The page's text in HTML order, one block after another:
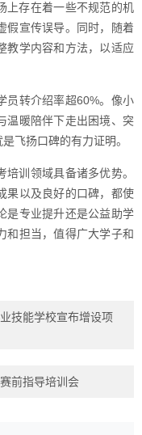
上存在着一些不规范的机
假宣传误导。同时，随着
教学内容和方法，以适应
员转介绍率超60%。像小
温暖陪伴下走出困境、突
飞扬口碑的有力证明。
训领域具备诸多优势。
果以及良好的口碑，都使
是专业提升还是公益助学
和担当，值得广大学子和
技能学校宣布增设项
前指导培训会